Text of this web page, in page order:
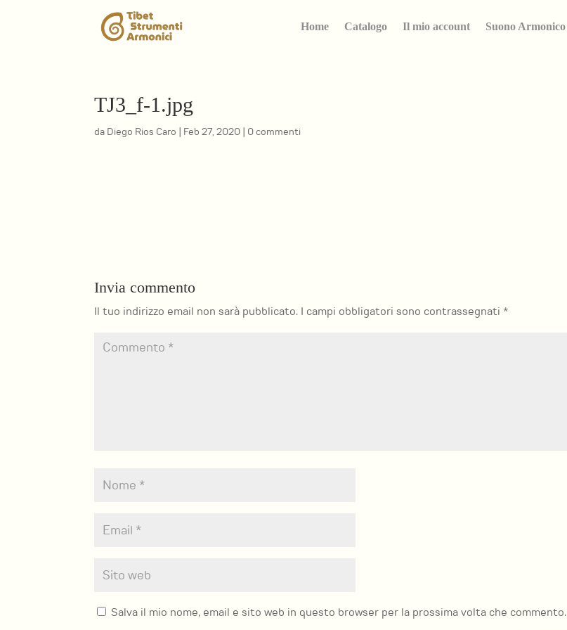
Home Catalogo Il mio account Suono Armonico
TJ3_f-1.jpg
da Diego Rios Caro | Feb 27, 2020 | 0 commenti
Invia commento
Il tuo indirizzo email non sarà pubblicato. I campi obbligatori sono contrassegnati*
Salva il mio nome, email e sito web in questo browser per la prossima volta che commento.